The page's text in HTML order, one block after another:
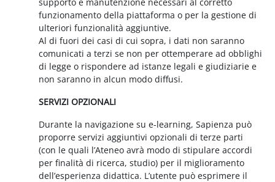
funzionamento della piattaforma o per la gestione di
ulteriori funzionalità aggiuntive.
Al di fuori dei casi di cui sopra, i dati non saranno
comunicati a terzi se non per ottemperare ad obblighi
di legge o rispondere ad istanze legali e giudiziarie e
non saranno in alcun modo diffusi.
SERVIZI OPZIONALI
Durante la navigazione su e-learning, Sapienza può
proporre servizi aggiuntivi opzionali di terze parti
(con le quali l’Ateneo avrà modo di stipulare accordi
per finalità di ricerca, studio) per il miglioramento
dell’esperienza didattica. L’utente può esprimere il